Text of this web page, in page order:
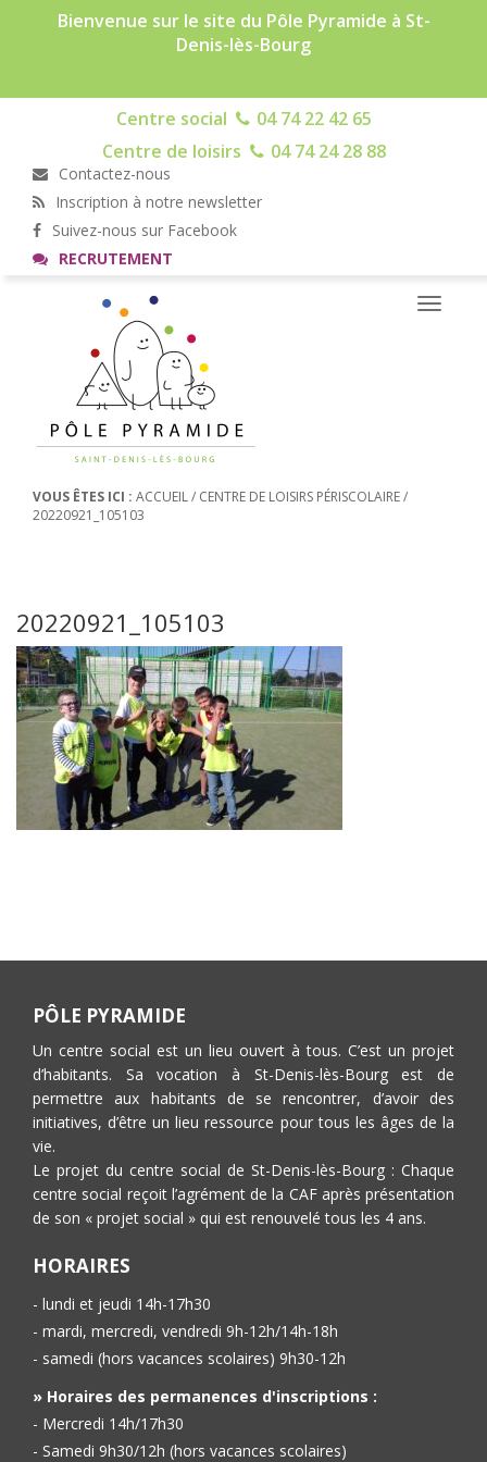
Bienvenue sur le site du Pôle Pyramide à St-
Denis-lès-Bourg
Centre social
04 74 22 42 65
Centre de loisirs
04 74 24 28 88
Contactez-nous
Inscription à notre newsletter
Suivez-nous sur Facebook
RECRUTEMENT
Toggle
VOUS ÊTES ICI : ACCUEIL/ CENTRE DE LOISIRS PÉRISCOLAIRE/
20220921_105103
20220921_105103
PÔLE PYRAMIDE
Un centre social est un lieu ouvert à tous. C’est un projet
d’habitants. Sa vocation à St-Denis-lès-Bourg est de
permettre aux habitants de se rencontrer, d’avoir des
initiatives, d’être un lieu ressource pour tous les âges de la
vie.
Le projet du centre social de St-Denis-lès-Bourg : Chaque
centre social reçoit l’agrément de la CAF après présentation
de son « projet social » qui est renouvelé tous les 4 ans.
HORAIRES
- lundi et jeudi 14h-17h30
- mardi, mercredi, vendredi 9h-12h/14h-18h
- samedi (hors vacances scolaires) 9h30-12h
» Horaires des permanences d'inscriptions :
- Mercredi 14h/17h30
- Samedi 9h30/12h (hors vacances scolaires)